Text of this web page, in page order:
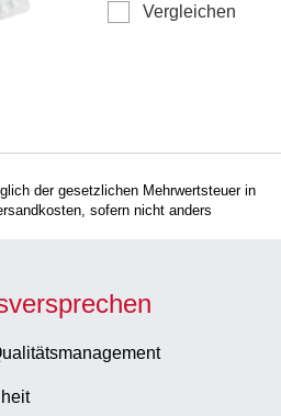
Deep Well Platte 2,2
10 Stück/Beutel
Vergleichen
der gesetzlichen Mehrwertsteuer in
sofern nicht anders